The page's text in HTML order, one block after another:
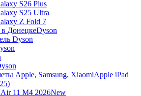
S26 Plus
S25 Ultra
Z Fold 7
Dyson
Dyson
Apple iPad
11 M4 2026New